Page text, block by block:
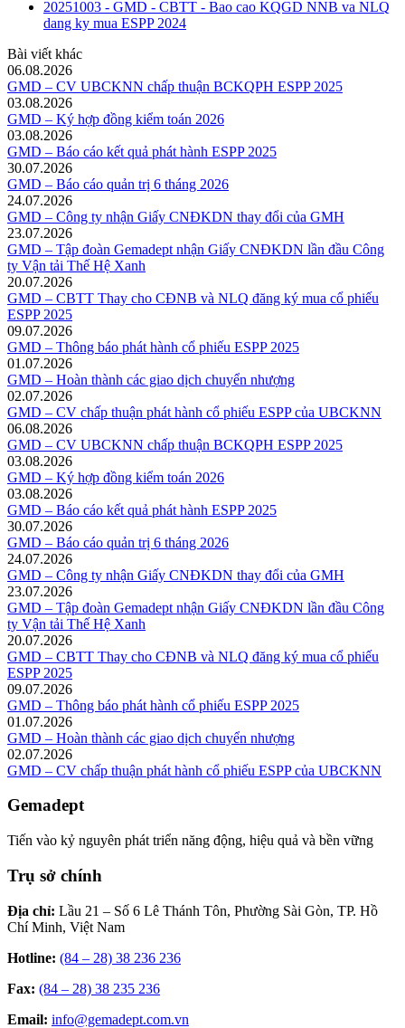
20251003 - GMD - CBTT - Bao cao KQGD NNB va NLQ
dang ky mua ESPP 2024
Bài viết khác
06.08.2026
GMD – CV UBCKNN chấp thuận BCKQPH ESPP 2025
03.08.2026
GMD – Ký hợp đồng kiểm toán 2026
03.08.2026
GMD – Báo cáo kết quả phát hành ESPP 2025
30.07.2026
GMD – Báo cáo quản trị 6 tháng 2026
24.07.2026
GMD – Công ty nhận Giấy CNĐKDN thay đổi của GMH
23.07.2026
GMD – Tập đoàn Gemadept nhận Giấy CNĐKDN lần đầu Công
ty Vận tải Thế Hệ Xanh
20.07.2026
GMD – CBTT Thay cho CĐNB và NLQ đăng ký mua cổ phiếu
ESPP 2025
09.07.2026
GMD – Thông báo phát hành cổ phiếu ESPP 2025
01.07.2026
GMD – Hoàn thành các giao dịch chuyển nhượng
02.07.2026
GMD – CV chấp thuận phát hành cổ phiếu ESPP của UBCKNN
06.08.2026
GMD – CV UBCKNN chấp thuận BCKQPH ESPP 2025
03.08.2026
GMD – Ký hợp đồng kiểm toán 2026
03.08.2026
GMD – Báo cáo kết quả phát hành ESPP 2025
30.07.2026
GMD – Báo cáo quản trị 6 tháng 2026
24.07.2026
GMD – Công ty nhận Giấy CNĐKDN thay đổi của GMH
23.07.2026
GMD – Tập đoàn Gemadept nhận Giấy CNĐKDN lần đầu Công
ty Vận tải Thế Hệ Xanh
20.07.2026
GMD – CBTT Thay cho CĐNB và NLQ đăng ký mua cổ phiếu
ESPP 2025
09.07.2026
GMD – Thông báo phát hành cổ phiếu ESPP 2025
01.07.2026
GMD – Hoàn thành các giao dịch chuyển nhượng
02.07.2026
GMD – CV chấp thuận phát hành cổ phiếu ESPP của UBCKNN
Gemadept
Tiến vào kỷ nguyên phát triển năng động, hiệu quả và bền vững
Trụ sở chính
Địa chỉ: Lầu 21 – Số 6 Lê Thánh Tôn, Phường Sài Gòn, TP. Hồ
Chí Minh, Việt Nam
Hotline: (84 – 28) 38 236 236
Fax: (84 – 28) 38 235 236
Email: info@gemadept.com.vn